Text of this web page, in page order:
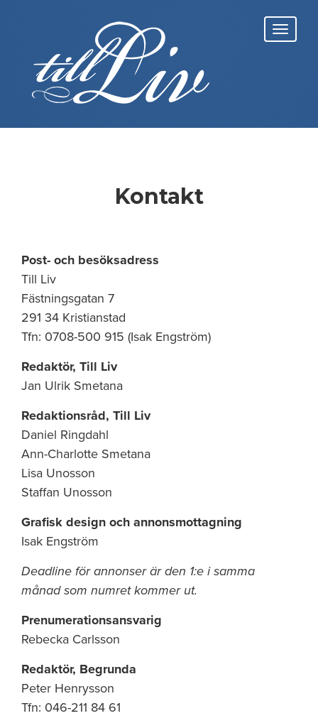
Kontakt
Post- och besöksadress
Till Liv
Fästningsgatan 7
291 34 Kristianstad
Tfn: 0708-500 915 (Isak Engström)
Redaktör, Till Liv
Jan Ulrik Smetana
Redaktionsråd, Till Liv
Daniel Ringdahl
Ann-Charlotte Smetana
Lisa Unosson
Staffan Unosson
Grafisk design och annonsmottagning
Isak Engström
Deadline för annonser är den 1:e i samma
månad som numret kommer ut.
Prenumerationsansvarig
Rebecka Carlsson
Redaktör, Begrunda
Peter Henrysson
Tfn: 046-211 84 61